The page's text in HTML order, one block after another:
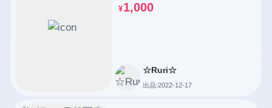
¥1,000
☆Ruri☆
出品:2022-12-17